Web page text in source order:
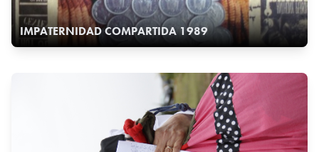
IMPATERNIDAD COMPARTIDA 1989